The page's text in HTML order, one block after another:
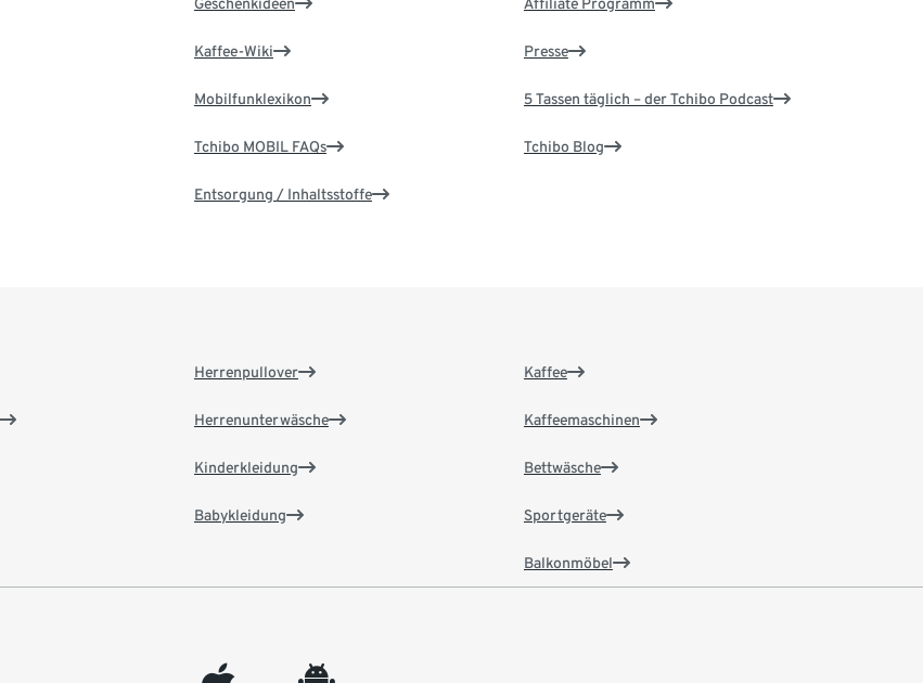
Kaffee-Wiki
Mobilfunklexikon
Tchibo MOBIL FAQs
Entsorgung / Inhaltsstoffe
Presse
5 Tassen täglich – der Tchibo Podcast
Tchibo Blog
Herrenpullover
Herrenunterwäsche
Kinderkleidung
Babykleidung
Kaffee
Kaffeemaschinen
Bettwäsche
Sportgeräte
Balkonmöbel